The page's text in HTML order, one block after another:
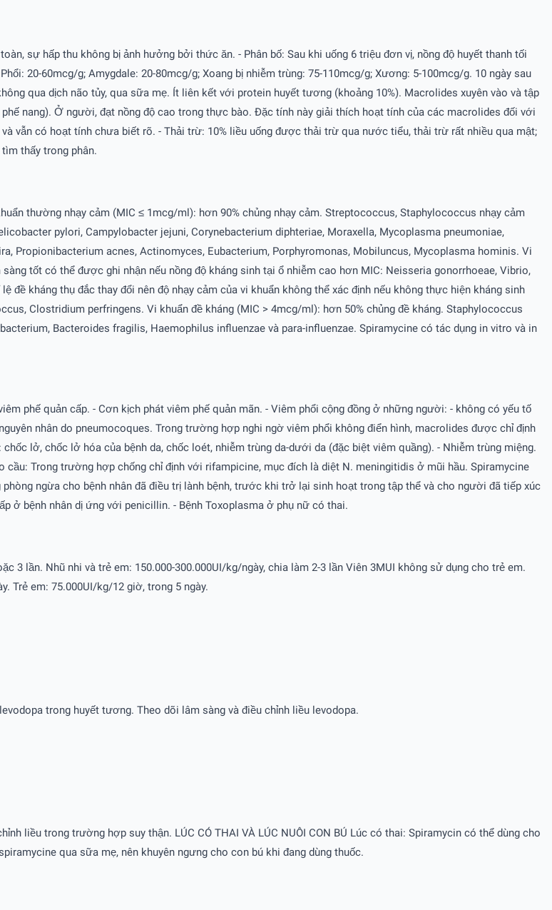
sự hấp thu không bị ảnh hưởng bởi thức ăn. - Phân bố: Sau khi uống 6 triệu đơn vị, nồng độ huyết thanh tối
20-60mcg/g; Amygdale: 20-80mcg/g; Xoang bị nhiễm trùng: 75-110mcg/g; Xương: 5-100mcg/g. 10 ngày sau
qua dịch não tủy, qua sữa mẹ. Ít liên kết với protein huyết tương (khoảng 10%). Macrolides xuyên vào và tập
nang). Ở người, đạt nồng độ cao trong thực bào. Ðặc tính này giải thích hoạt tính của các macrolides đối với
vẫn có hoạt tính chưa biết rõ. - Thải trừ: 10% liều uống được thải trừ qua nước tiểu, thải trừ rất nhiều qua mật;
thấy trong phân.
thường nhạy cảm (MIC ≤ 1mcg/ml): hơn 90% chủng nhạy cảm. Streptococcus, Staphylococcus nhạy cảm
pylori, Campylobacter jejuni, Corynebacterium diphteriae, Moraxella, Mycoplasma pneumoniae,
Propionibacterium acnes, Actinomyces, Eubacterium, Porphyromonas, Mobiluncus, Mycoplasma hominis. Vi
tốt có thể được ghi nhận nếu nồng độ kháng sinh tại ổ nhiễm cao hơn MIC: Neisseria gonorrhoeae, Vibrio,
đề kháng thụ đắc thay đổi nên độ nhạy cảm của vi khuẩn không thể xác định nếu không thực hiện kháng sinh
Clostridium perfringens. Vi khuẩn đề kháng (MIC > 4mcg/ml): hơn 50% chủng đề kháng. Staphylococcus
Bacteroides fragilis, Haemophilus influenzae và para-influenzae. Spiramycine có tác dụng in vitro và in
phế quản cấp. - Cơn kịch phát viêm phế quản mãn. - Viêm phổi cộng đồng ở những người: - không có yếu tố
nhân do pneumocoques. Trong trường hợp nghi ngờ viêm phổi không điển hình, macrolides được chỉ định
lở, chốc lở hóa của bệnh da, chốc loét, nhiễm trùng da-dưới da (đặc biệt viêm quầng). - Nhiễm trùng miệng.
Trong trường hợp chống chỉ định với rifampicine, mục đích là diệt N. meningitidis ở mũi hầu. Spiramycine
ngừa cho bệnh nhân đã điều trị lành bệnh, trước khi trở lại sinh hoạt trong tập thể và cho người đã tiếp xúc
ở bệnh nhân dị ứng với penicillin. - Bệnh Toxoplasma ở phụ nữ có thai.
3 lần. Nhũ nhi và trẻ em: 150.000-300.000UI/kg/ngày, chia làm 2-3 lần Viên 3MUI không sử dụng cho trẻ em.
Trẻ em: 75.000UI/kg/12 giờ, trong 5 ngày.
trong huyết tương. Theo dõi lâm sàng và điều chỉnh liều levodopa.
liều trong trường hợp suy thận. LÚC CÓ THAI VÀ LÚC NUÔI CON BÚ Lúc có thai: Spiramycin có thể dùng cho
qua sữa mẹ, nên khuyên ngưng cho con bú khi đang dùng thuốc.